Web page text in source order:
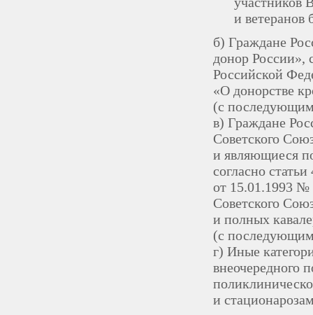
и ветеранов
б) Граждане
донор России»,
Российской
«О донорстве
(с
в) Граждане
Советского
и являющиеся
согласно
от 15.01.1993 №
Советского
и полных
(с
г) Иные
внеочередного
и